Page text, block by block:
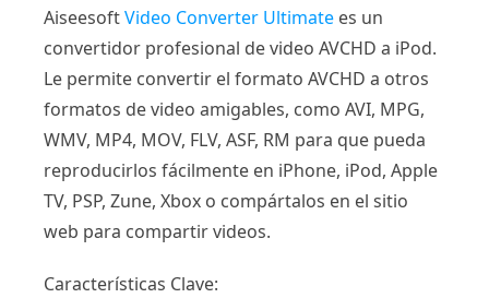
AiseesoftVideo Converter Ultimate es un
convertidor profesional de video AVCHD a iPod.
Le permite convertir el formato AVCHD a otros
formatos de video amigables, como AVI, MPG,
WMV, MP4, MOV, FLV, ASF, RM para que pueda
reproducirlos fácilmente en iPhone, iPod, Apple
TV, PSP, Zune, Xbox o compártalos en el sitio
web para compartir videos.
Características Clave: